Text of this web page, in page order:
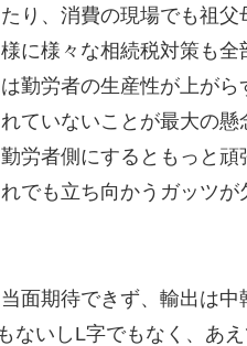
り、消費の現場でも祖父
に様々な相続税対策も
勤労者の生産性が上が
ていないことが最大の
労者側にするともっと
でも立ち向かうガッツが
面期待できず、輸出は
ないしL字でもなく、あ